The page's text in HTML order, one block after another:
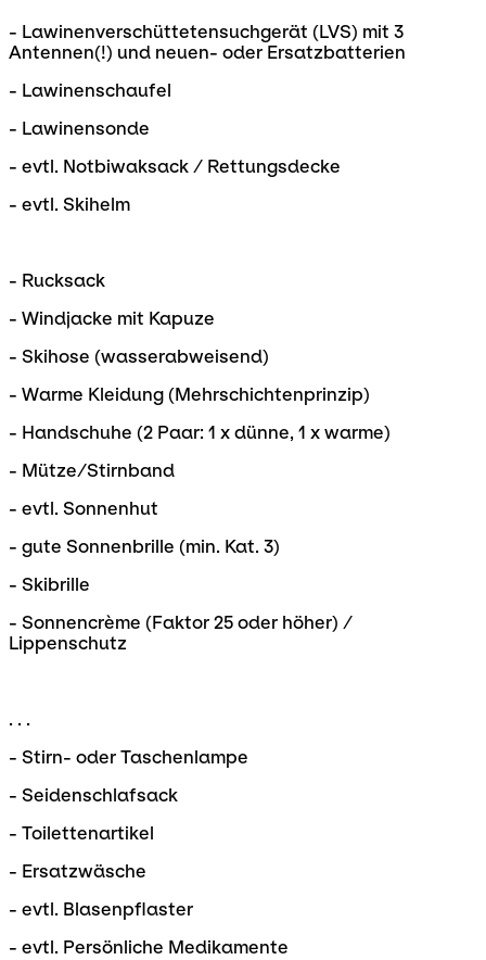
- Lawinenverschüttetensuchgerät (LVS) mit 3
Antennen(!) und neuen- oder Ersatzbatterien
- Lawinenschaufel
- Lawinensonde
- evtl. Notbiwaksack / Rettungsdecke
- evtl. Skihelm
- Rucksack
- Windjacke mit Kapuze
- Skihose (wasserabweisend)
- Warme Kleidung (Mehrschichtenprinzip)
- Handschuhe (2 Paar: 1 x dünne, 1 x warme)
- Mütze/Stirnband
- evtl. Sonnenhut
- gute Sonnenbrille (min. Kat. 3)
- Skibrille
- Sonnencrème (Faktor 25 oder höher) /
Lippenschutz
. . .
- Stirn- oder Taschenlampe
- Seidenschlafsack
- Toilettenartikel
- Ersatzwäsche
- evtl. Blasenpflaster
- evtl. Persönliche Medikamente